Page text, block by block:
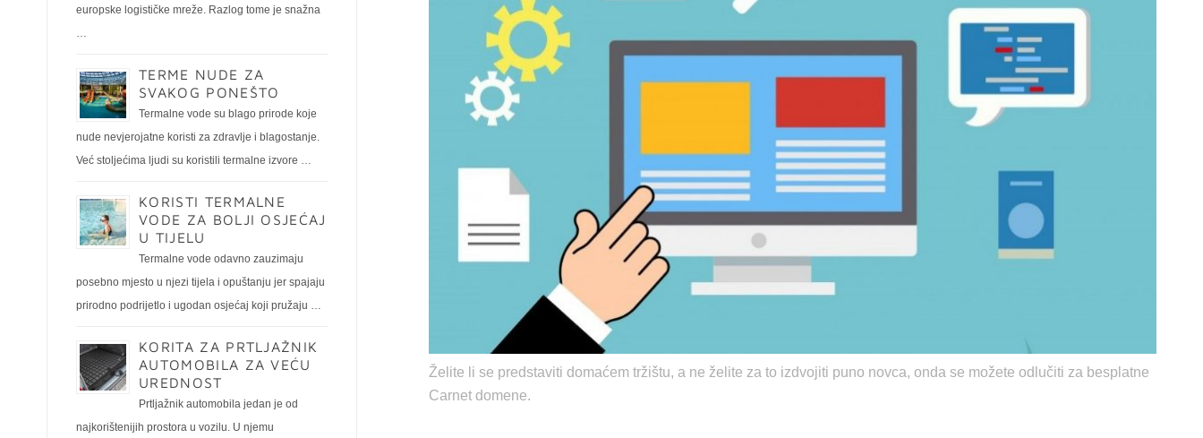
Želite li se predstaviti domaćem tržištu, a ne želite za to izdvojiti puno novca, onda se možete odlučiti za besplatne
Carnet domene.
europske logističke mreže. Razlog tome je snažna
…
TERME NUDE ZA
SVAKOG PONEŠTO
Termalne vode su blago prirode koje
nude nevjerojatne koristi za zdravlje i blagostanje.
Već stoljećima ljudi su koristili termalne izvore …
KORISTI TERMALNE
VODE ZA BOLJI OSJEĆAJ
U TIJELU
Termalne vode odavno zauzimaju
posebno mjesto u njezi tijela i opuštanju jer spajaju
prirodno podrijetlo i ugodan osjećaj koji pružaju …
KORITA ZA PRTLJAŽNIK
AUTOMOBILA ZA VEĆU
UREDNOST
Prtljažnik automobila jedan je od
najkorištenijih prostora u vozilu. U njemu